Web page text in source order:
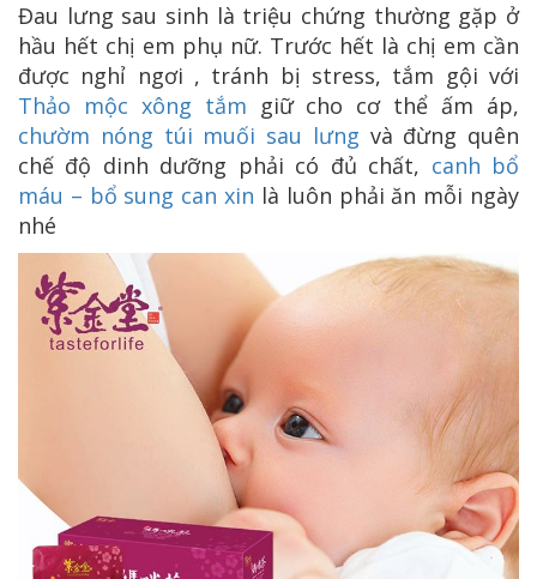
Đau lưng sau sinh là triệu chứng thường gặp ở
hầu hết chị em phụ nữ. Trước hết là chị em cần
được nghỉ ngơi , tránh bị stress, tắm gội với
Thảo mộc xông tắm giữ cho cơ thể ấm áp,
chườm nóng túi muối sau lưng và đừng quên
chế độ dinh dưỡng phải có đủ chất, canh bổ
máu – bổ sung can xin là luôn phải ăn mỗi ngày
nhé